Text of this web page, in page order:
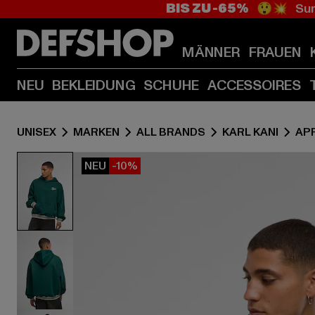
BIS ZU -65% 😲💥
MÄNNER FRAUEN
NEU BEKLEIDUNG SCHUHE ACCESSOIRES
UNISEX MARKEN ALL BRANDS KARL KANI
NEU -10%